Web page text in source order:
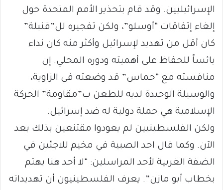
الإسرائيليين. وقد قام بتحذير الأمم المتحدة حول
إلغاء إتفاقات “أوسلو”، ولكن تفجيره لل”قنبلة”
كان أقل من تهديد لإسرائيل وأكثر منه كان نداء
يائساً للحفاظ على أهميته ودوره المحلي. إن
منافسته مع “حماس” قد وضعته في الزاوية،
والوسيلة الوحيدة لديه للطعن ب”مقاومة” الحركة
الإسلامية هي حملة دولية له ضد إسرائيل.
ولكن الفلسطينيين لم يعودوا مقتنعين بذلك بعد
الآن. وكما قال احد الصبية في مخيم للاجئين في
الضفة الغربية لأحد المراسلين: “لا أحد هنا يهتم
بخطاب أبو مازن”. يعرف الفلسطينيون أن تهديداته